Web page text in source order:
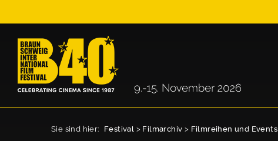
Sie sind hier: Festival > Filmarchiv > Filmreihen und Events